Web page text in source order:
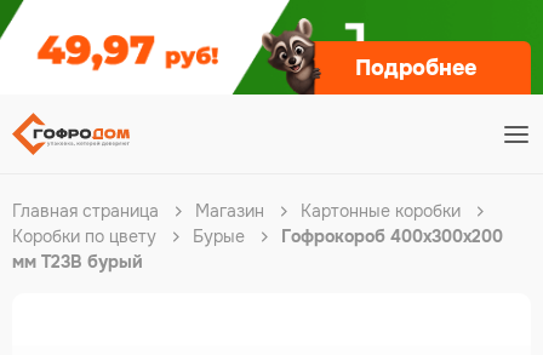
Подробнее
Главная страница Магазин
Картонные коробки
Коробки по цвету
Бурые
Гофрокороб 400х300х200
мм Т23В бурый